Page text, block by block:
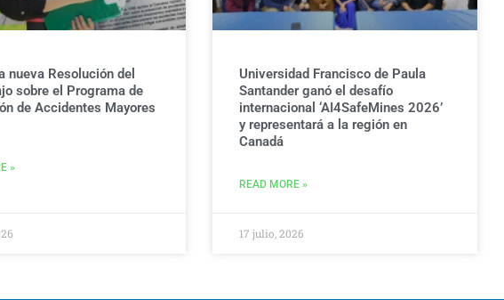
nueva Resolución del
sobre el Programa de
de Accidentes Mayores
»
Universidad Francisco de Paula
Santander ganó el desafío
internacional ‘AI4SafeMines 2026’
y representará a la región en
Canadá
READ MORE »
17 julio, 2026